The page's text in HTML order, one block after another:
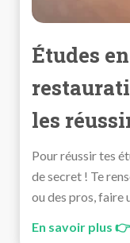
Études
les
Pour réussir tes
de secret ! Te
ou des pros, faire
En savoir plus 👉